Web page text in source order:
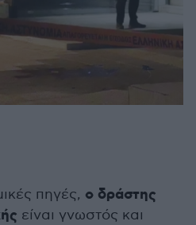
πηγές, ο δράστης
είναι γνωστός και